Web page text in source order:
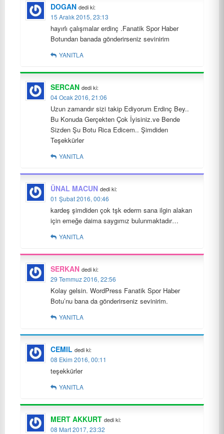
DOGAN dedi ki:
15 Aralık 2015, 23:13
hayırlı çalışmalar erdinç .Fanatik Spor Haber
Botundan banada gönderirseniz sevinirim
YANITLA
SERCAN dedi ki:
04 Ocak 2016, 21:06
Uzun zamandır sizi takip Ediyorum Erdinç Bey..
Bu Konuda Gerçekten Çok İyisiniz.ve Bende
Sizden Şu Botu Rica Edicem.. Şimdiden
Teşekkürler
YANITLA
ÜNAL MACUN dedi ki:
01 Şubat 2016, 00:46
kardeş şimdiden çok tşk ederm sana ilgin alakan
için emeğe daima saygımız bulunmaktadır…
YANITLA
SERKAN dedi ki:
29 Temmuz 2016, 22:56
Kolay gelsin. WordPress Fanatik Spor Haber
Botu’nu bana da gönderirseniz sevinirim.
YANITLA
CEMIL dedi ki:
08 Ekim 2016, 00:11
teşekkürler
YANITLA
MERT AKKURT dedi ki:
08 Mart 2017, 23:32